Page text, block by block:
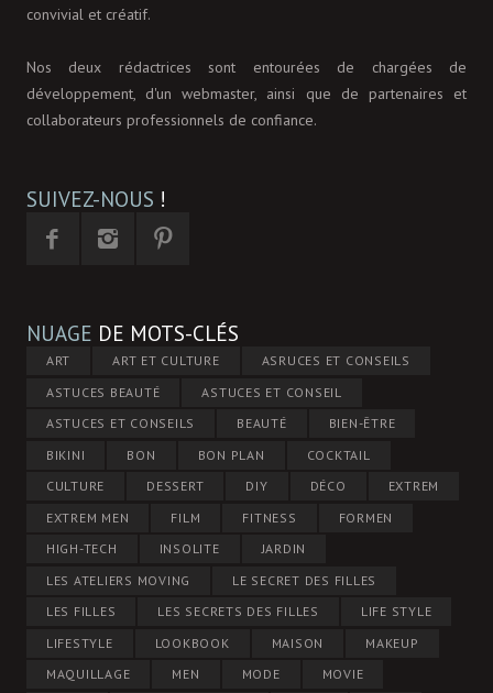
convivial et créatif.
Nos deux rédactrices sont entourées de chargées de
développement, d'un webmaster, ainsi que de partenaires et
collaborateurs professionnels de confiance.
SUIVEZ-NOUS !
NUAGE DE MOTS-CLÉS
ART ART ET CULTURE
ASRUCES ET CONSEILS
ASTUCES BEAUTÉ
ASTUCES ET CONSEIL
ASTUCES ET CONSEILS
BEAUTÉ
BIEN-ÊTRE
BIKINI
BON BON PLAN
COCKTAIL
CULTURE
DESSERT DIY DÉCO
EXTREM
EXTREM MEN
FILM FITNESS
FORMEN
HIGH-TECH
INSOLITE
JARDIN
LES ATELIERS MOVING
LE SECRET DES FILLES
LES FILLES
LES SECRETS DES FILLES
LIFE STYLE
LIFESTYLE
LOOKBOOK MAISON
MAKEUP
MAQUILLAGE
MEN MODE MOVIE